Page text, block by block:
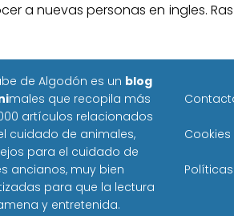
a nuevas personas en ingles.
de Algodón es un blog
males que recopila más
artículos relacionados
cuidado de animales,
para el cuidado de
ancianos, muy bien
para que la lectura
y entretenida.
Cookies